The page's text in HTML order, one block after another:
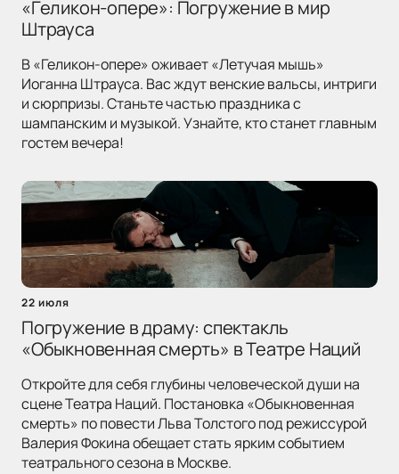
«Геликон-опере»: Погружение в мир
Штрауса
В «Геликон-опере» оживает «Летучая мышь»
Иоганна Штрауса. Вас ждут венские вальсы, интриги
и сюрпризы. Станьте частью праздника с
шампанским и музыкой. Узнайте, кто станет главным
гостем вечера!
22 июля
Погружение в драму: спектакль
«Обыкновенная смерть» в Театре Наций
Откройте для себя глубины человеческой души на
сцене Театра Наций. Постановка «Обыкновенная
смерть» по повести Льва Толстого под режиссурой
Валерия Фокина обещает стать ярким событием
театрального сезона в Москве.